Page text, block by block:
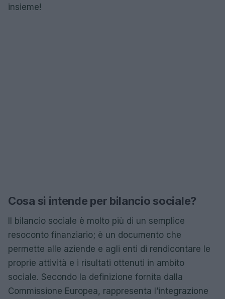
insieme!
Cosa si intende per bilancio sociale?
Il bilancio sociale è molto più di un semplice
resoconto finanziario; è un documento che
permette alle aziende e agli enti di rendicontare le
proprie attività e i risultati ottenuti in ambito
sociale. Secondo la definizione fornita dalla
Commissione Europea, rappresenta l’integrazione